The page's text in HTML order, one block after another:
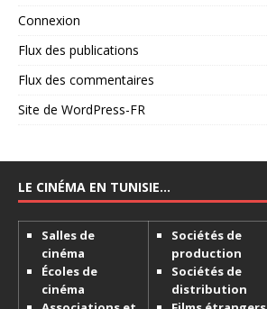
Connexion
Flux des publications
Flux des commentaires
Site de WordPress-FR
LE CINÉMA EN TUNISIE…
Salles de
cinéma
Écoles de
cinéma
Sociétés de
production
Sociétés de
distribution